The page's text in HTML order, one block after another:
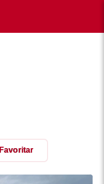
Favoritar